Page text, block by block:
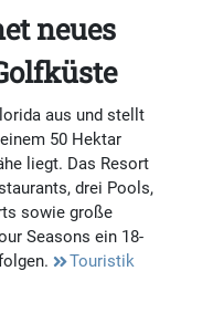
neues
aus und stellt
50 Hektar
liegt. Das Resort
drei Pools,
sowie große
Seasons ein 18-
Touristik